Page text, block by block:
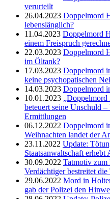
verurteilt
26.04.2023 Doppelmord
lebenslänglich?
11.04.2023 Doppelmord
einem Freispruch
22.03.2023 Doppelmord
im Öltank?
17.03.2023 Doppelmord
keine psychopatischen
14.03.2023 Doppelmord
10.01.2023 „Doppelmord
beteuert seine Unschuld
Ermittlungen
06.12.2022 Doppelmord
Weihnachten landet der
23.11.2022 Update:
Staatsanwaltschaft erhebt
30.09.2022 Tatmotiv
Verdächtiger bestreitet die
29.06.2022 Mord in
gab der Polizei den